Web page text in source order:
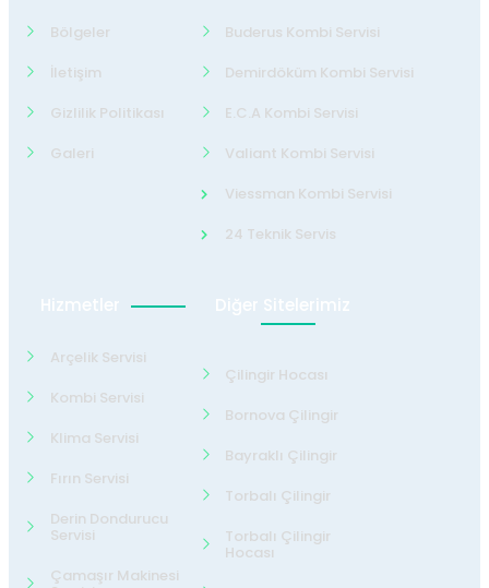
Bölgeler
İletişim
Gizlilik Politikası
Galeri
Buderus Kombi Servisi
Demirdöküm Kombi Servisi
E.C.A Kombi Servisi
Valiant Kombi Servisi
Viessman Kombi Servisi
24 Teknik Servis
Hizmetler
Arçelik Servisi
Kombi Servisi
Klima Servisi
Fırın Servisi
Derin Dondurucu
Servisi
Çamaşır Makinesi
Diğer Sitelerimiz
Çilingir Hocası
Bornova Çilingir
Bayraklı Çilingir
Torbalı Çilingir
Torbalı Çilingir
Hocası